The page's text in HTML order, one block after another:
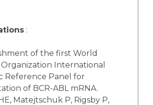
:
of the first World
International
Reference Panel for
of BCR-ABL mRNA.
Matejtschuk P, Rigsby P,